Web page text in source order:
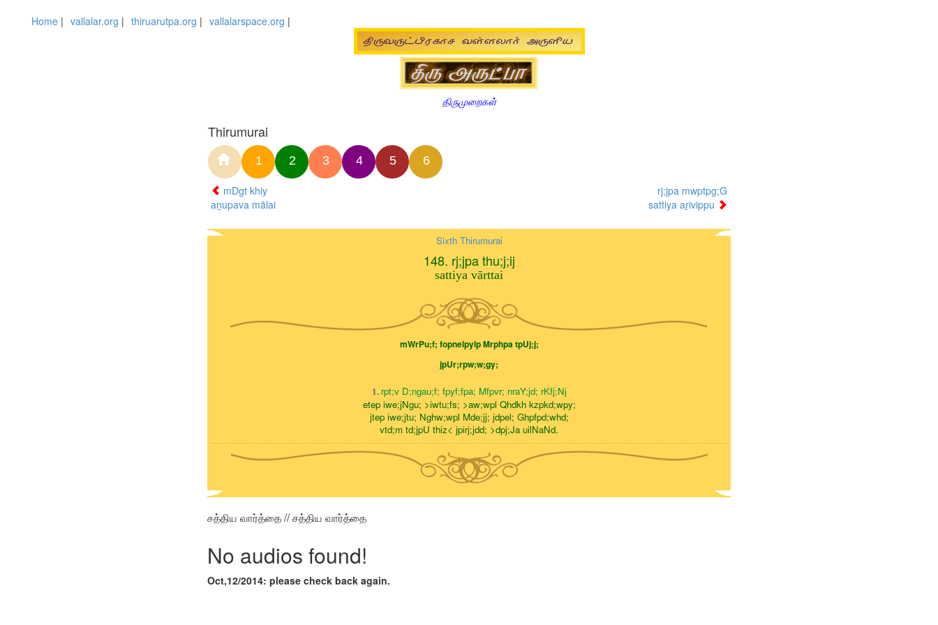
Home | vallalar.org | thiruarutpa.org | vallalarspace.org |
திருமுறைகள்
Thirumurai
1 2 3 4 5 6
mDgt khiy
aṉupava mālai
rj;jpa mwptpg;G
sattiya aṟivippu
Sixth Thirumurai
148. rj;jpa thu;j;ij
sattiya vārttai
mWrPu;f; fopnelpylp Mrphpa tpUj;j;
jpUr;rpw;w;gy;
1. rpt;v D;ngau;f; fpyf;fpa; Mfpvr; nraY;jd; rKfj;Nj
etep iwe;jNgu; >iwtu;fs; >aw;wpl Qhdkh kzpkd;wpy;
jtep iwe;jtu; Nghw;wpl Mde;jj; jdpel; Ghpfpd;whd;
vtd;m td;jpU thiz< jpirj;jdd; >dpj;Ja uilNaNd.
சத்திய வார்த்தை // சத்திய வார்த்தை
No audios found!
Oct,12/2014: please check back again.